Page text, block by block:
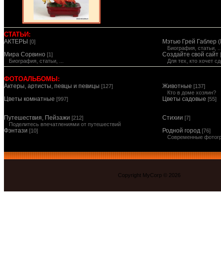
СТАТЬИ:
АКТЕРЫ [0] Мэтью Грей Габлер
Биография, статьи,
Мира Сорвино [1]
Биография, статьи, ...
Создайте свой сайт
Для тех, кто хочет
ФОТОАЛЬБОМЫ:
Актеры, артисты, певцы и певицы [127] Животные [137]
Кто в доме хозяин?
Цветы комнатные [997] Цветы садовые [55]
Путешествия, Пейзажи [212]
Поделитесь впечатлениями от путешествий
Стихии [7]
Фэнтази [10] Родной город [76]
Современные
Copyright MyCorp © 2026